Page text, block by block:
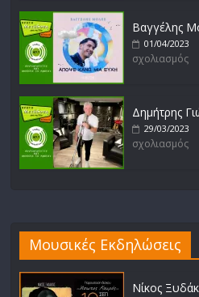
Βαγγέλης
01/04/2023
σχολιασμός
Δημήτρης
29/03/2023
σχολιασμός
Μουσικές Εκδηλώσεις
Νίκος